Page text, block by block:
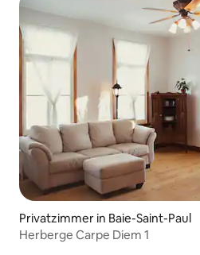
Privatzimmer in Baie-Saint-Paul
Herberge Carpe Diem 1